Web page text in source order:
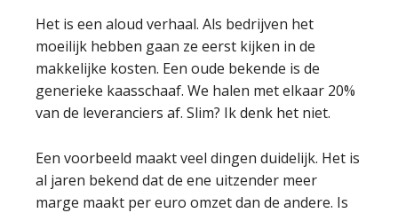
Het is een aloud verhaal. Als bedrijven het
moeilijk hebben gaan ze eerst kijken in de
makkelijke kosten. Een oude bekende is de
generieke kaasschaaf. We halen met elkaar 20%
van de leveranciers af. Slim? Ik denk het niet.
Een voorbeeld maakt veel dingen duidelijk. Het is
al jaren bekend dat de ene uitzender meer
marge maakt per euro omzet dan de andere. Is